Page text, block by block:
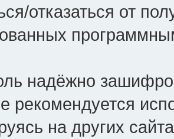
отказаться от
надёжно
рекомендуется
на других